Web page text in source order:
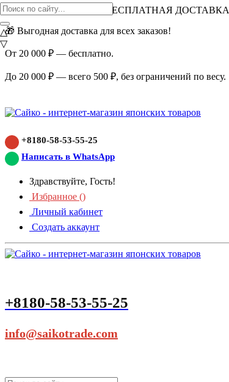
ВНИМАНИЕ АКЦИЯ!
БЕСПЛАТНАЯ ДОСТАВКА
🎁 Выгодная доставка для всех заказов!
От 20 000 ₽ — бесплатно.
До 20 000 ₽ — всего 500 ₽, без ограничений по весу.
+8180-58-53-55-25
Написать в WhatsApp
Здравствуйте, Гость!
Избранное ()
Личный кабинет
Создать аккаунт
+8180-58-53-55-25
info@saikotrade.com
△
▽